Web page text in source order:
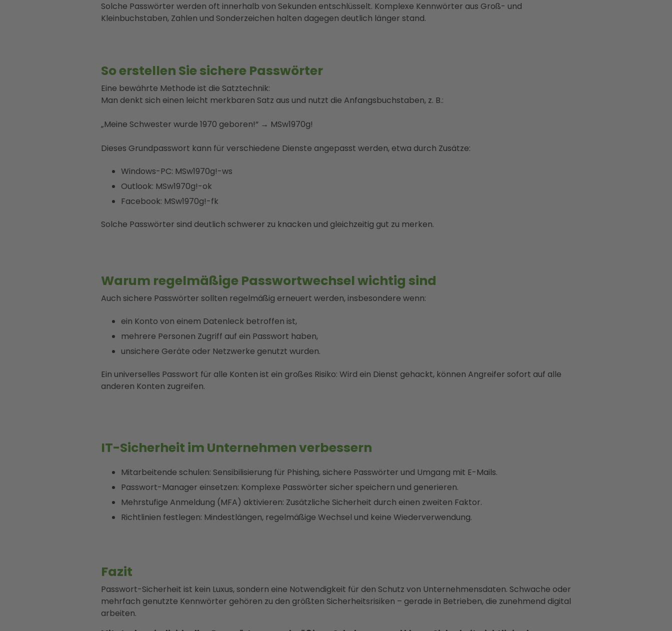
Solche Passwörter werden oft innerhalb von Sekunden entschlüsselt. Komplexe Kennwörter aus Groß- und
Kleinbuchstaben, Zahlen und Sonderzeichen halten dagegen deutlich länger stand.
So erstellen Sie sichere Passwörter
Eine bewährte Methode ist die Satztechnik:
Man denkt sich einen leicht merkbaren Satz aus und nutzt die Anfangsbuchstaben, z. B.:
„Meine Schwester wurde 1970 geboren!“ → MSw1970g!
Dieses Grundpasswort kann für verschiedene Dienste angepasst werden, etwa durch Zusätze:
Windows-PC: MSw1970g!-ws
Outlook: MSw1970g!-ok
Facebook: MSw1970g!-fk
Solche Passwörter sind deutlich schwerer zu knacken und gleichzeitig gut zu merken.
Warum regelmäßige Passwortwechsel wichtig sind
Auch sichere Passwörter sollten regelmäßig erneuert werden, insbesondere wenn:
ein Konto von einem Datenleck betroffen ist,
mehrere Personen Zugriff auf ein Passwort haben,
unsichere Geräte oder Netzwerke genutzt wurden.
Ein universelles Passwort für alle Konten ist ein großes Risiko: Wird ein Dienst gehackt, können Angreifer sofort auf alle
anderen Konten zugreifen.
IT-Sicherheit im Unternehmen verbessern
Mitarbeitende schulen: Sensibilisierung für Phishing, sichere Passwörter und Umgang mit E-Mails.
Passwort-Manager einsetzen: Komplexe Passwörter sicher speichern und generieren.
Mehrstufige Anmeldung (MFA) aktivieren: Zusätzliche Sicherheit durch einen zweiten Faktor.
Richtlinien festlegen: Mindestlängen, regelmäßige Wechsel und keine Wiederverwendung.
Fazit
Passwort-Sicherheit ist kein Luxus, sondern eine Notwendigkeit für den Schutz von Unternehmensdaten. Schwache oder
mehrfach genutzte Kennwörter gehören zu den größten Sicherheitsrisiken – gerade in Betrieben, die zunehmend digital
arbeiten.